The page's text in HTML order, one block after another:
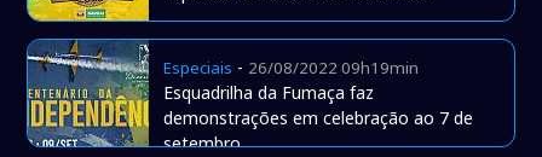
Especiais - 26/08/2022 09h19min
Esquadrilha da Fumaça faz
demonstrações em celebração ao 7 de
setembro